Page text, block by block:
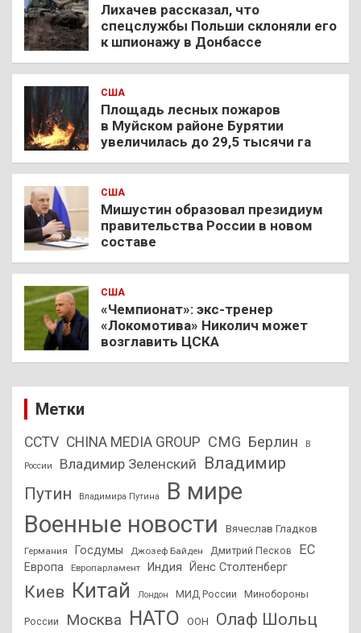
Лихачев рассказал, что
спецслужбы Польши склоняли его
к шпионажу в Донбассе
США
Площадь лесных пожаров
в Муйском районе Бурятии
увеличилась до 29,5 тысячи га
США
Мишустин образовал президиум
правительства России в новом
составе
США
«Чемпионат»: экс-тренер
«Локомотива» Николич может
возглавить ЦСКА
Метки
CCTV CHINA MEDIA GROUP CMG Берлин В
России Владимир Зеленский Владимир
Путин
Владимира Путина
В мире
Военные новости
Вячеслав Гладков
Германия Госдумы Джозеф Байден Дмитрий Песков ЕС
Европа Европарламент Индия Йенс Столтенберг
Киев Китай Лондон МИД России Минобороны
России Москва НАТО ООН Олаф Шольц